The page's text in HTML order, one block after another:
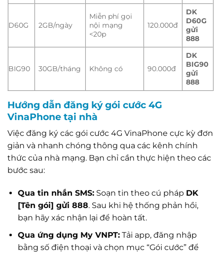
D60G 2GB/ngày
Miễn phí gọi
nội mạng
<20p
120.000đ
DK
D60G
gửi
888
BIG90 30GB/tháng Không có 90.000đ
DK
BIG90
gửi
888
Hướng dẫn đăng ký gói cước 4G
VinaPhone tại nhà
Việc đăng ký các gói cước 4G VinaPhone cực kỳ đơn
giản và nhanh chóng thông qua các kênh chính
thức của nhà mạng. Bạn chỉ cần thực hiện theo các
bước sau:
Qua tin nhắn SMS:Soạn tin theo cú pháp DK
[Tên gói] gửi 888. Sau khi hệ thống phản hồi,
bạn hãy xác nhận lại để hoàn tất.
Qua ứng dụng My VNPT:Tải app, đăng nhập
bằng số điện thoại và chọn mục “Gói cước” để